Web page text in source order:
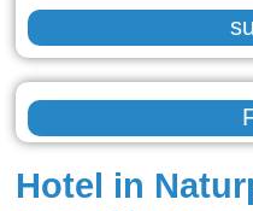
Hotel in